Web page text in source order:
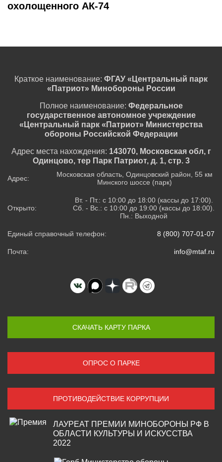
охолощенного АК-74
Краткое наименование: ФГАУ «Центральный парк
«Патриот» Минобороны России
Полное наименование: Федеральное
государственное автономное учреждение
«Центральный парк «Патриот» Министерства
обороны Российской Федерации
Адрес места нахождения: 143070, Московская обл, г
Одинцово, тер Парк Патриот, д. 1, стр. 3
Адрес:
Московская область, Одинцовский район, 55 км
Минского шоссе (парк)
Открыто:
Вт. - Пт.: с 10:00 до 18:00 (кассы до 17:00).
Сб. - Вс.: с 10:00 до 19:00 (кассы до 18:00).
Пн.: Выходной
Единый справочный телефон: 8 (800) 707-01-07
Почта: info@mtaf.ru
СКАЧАТЬ КАРТУ ПАРКА
ОПРОС О ПАРКЕ
ПРОТИВОДЕЙСТВИЕ КОРРУПЦИИ
ЛАУРЕАТ ПРЕМИИ МИНОБОРОНЫ РФ В
ОБЛАСТИ КУЛЬТУРЫ И ИСКУССТВА
2022